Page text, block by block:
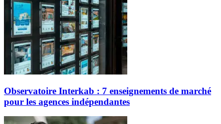
Observatoire Interkab : 7 enseignements de marché
pour les agences indépendantes